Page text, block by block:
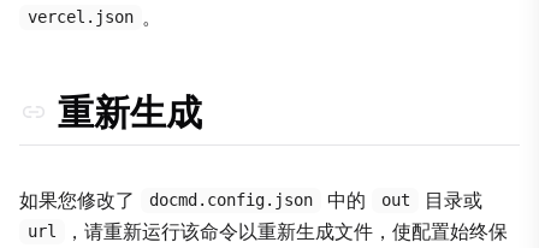
vercel.json 。
重新生成
如果您修改了 docmd.config.json 中的 out 目录或
url
，请重新运行该命令以重新生成文件，使配置始终保